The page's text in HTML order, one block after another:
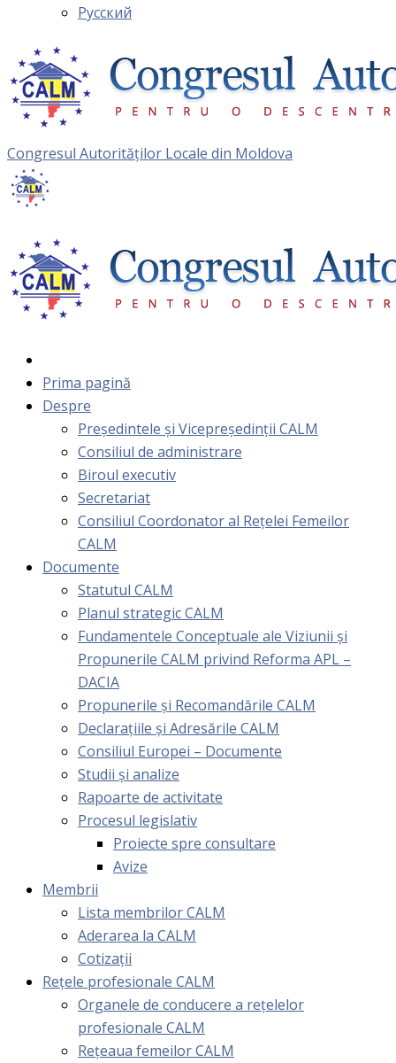
Русский
Congresul Autorităţilor Locale din Moldova
Prima pagină
Despre
Președintele și Vicepreședinții CALM
Consiliul de administrare
Biroul executiv
Secretariat
Consiliul Coordonator al Rețelei Femeilor
CALM
Documente
Statutul CALM
Planul strategic CALM
Fundamentele Conceptuale ale Viziunii și
Propunerile CALM privind Reforma APL –
DACIA
Propunerile și Recomandările CALM
Declarațiile și Adresările CALM
Consiliul Europei – Documente
Studii și analize
Rapoarte de activitate
Procesul legislativ
Proiecte spre consultare
Avize
Membrii
Lista membrilor CALM
Aderarea la CALM
Cotizaţii
Rețele profesionale CALM
Organele de conducere a rețelelor
profesionale CALM
Rețeaua femeilor CALM